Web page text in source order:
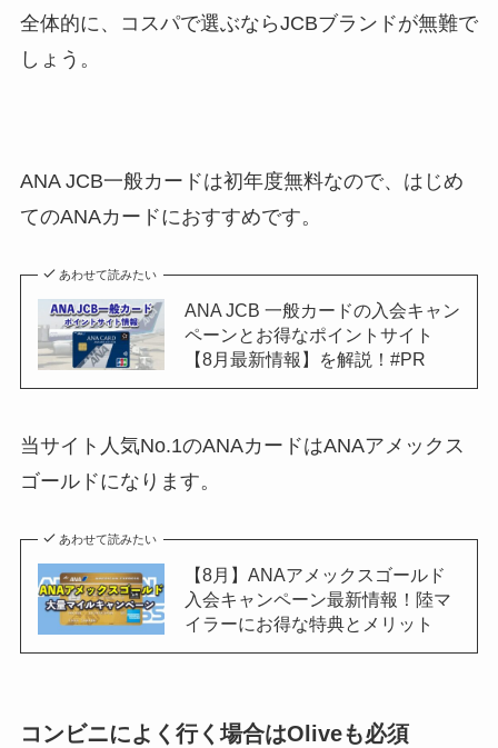
全体的に、コスパで選ぶならJCBブランドが無難で
しょう。
ANA JCB一般カードは初年度無料なので、はじめ
てのANAカードにおすすめです。
あわせて読みたい
ANA JCB 一般カードの入会キャン
ペーンとお得なポイントサイト
【8月最新情報】を解説！#PR
当サイト人気No.1のANAカードはANAアメックス
ゴールドになります。
あわせて読みたい
【8月】ANAアメックスゴールド
入会キャンペーン最新情報！陸マ
イラーにお得な特典とメリット
コンビニによく行く場合はOliveも必須